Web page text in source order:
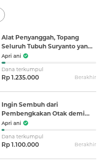
Alat Penyanggah, Topang
Seluruh Tubuh Suryanto yang
Lumpuh Pasca-Kecelakaan
Apri ani
Dana terkumpul
Rp 1.235.000 Berakhir
Ingin Sembuh dari
Pembengkakan Otak demi
Bisa Merawat Anak Saya
Apri ani
Dana terkumpul
Rp 1.100.000 Berakhir